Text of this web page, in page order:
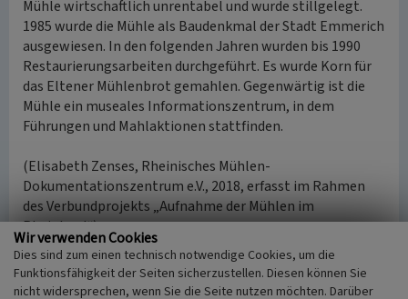
Mühle wirtschaftlich unrentabel und wurde stillgelegt.
1985 wurde die Mühle als Baudenkmal der Stadt Emmerich
ausgewiesen. In den folgenden Jahren wurden bis 1990
Restaurierungsarbeiten durchgeführt. Es wurde Korn für
das Eltener Mühlenbrot gemahlen. Gegenwärtig ist die
Mühle ein museales Informationszentrum, in dem
Führungen und Mahlaktionen stattfinden.
(Elisabeth Zenses, Rheinisches Mühlen-
Dokumentationszentrum e.V., 2018, erfasst im Rahmen
des Verbundprojekts „Aufnahme der Mühlen im
Rheinland“)
Internet
rmdz.de: Forschungsberichte (abgerufen 11.09.2019)
Wir verwenden Cookies
Dies sind zum einen technisch notwendige Cookies, um die
Funktionsfähigkeit der Seiten sicherzustellen. Diesen können Sie
nicht widersprechen, wenn Sie die Seite nutzen möchten. Darüber